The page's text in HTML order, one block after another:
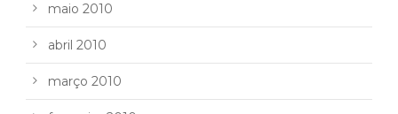
maio 2010
abril 2010
março 2010